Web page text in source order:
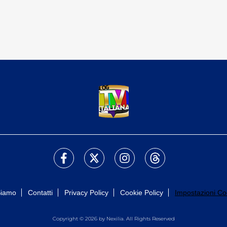
Contatti Privacy Policy Cookie Policy Impostazioni
Copyright © 2026 by Nexilia. All Rights Reserved